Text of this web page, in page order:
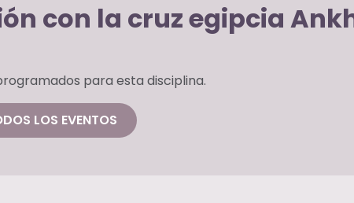
con la cruz egipcia
para esta disciplina.
LOS EVENTOS